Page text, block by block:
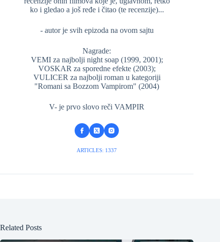
ko i gledao a još ređe i čitao (te recenzije)...
- autor je svih epizoda na ovom sajtu
Nagrade:
VEMI za najbolji night soap (1999, 2001);
VOSKAR za sporedne efekte (2003);
VULICER za najbolji roman u kategoriji
"Romani sa Bozzom Vampirom" (2004)
V- je prvo slovo reči VAMPIR
ARTICLES: 1337
Related Posts